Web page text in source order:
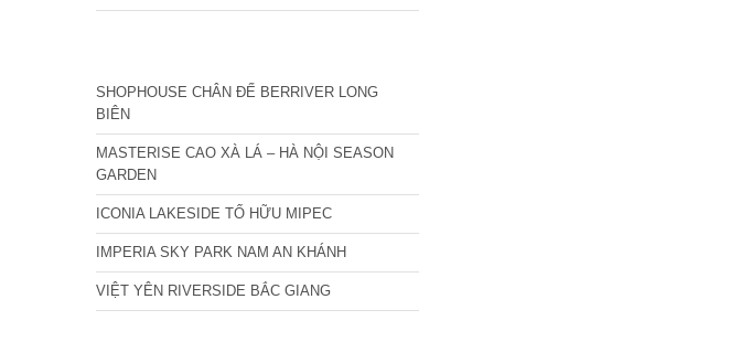
SHOPHOUSE CHÂN ĐẾ BERRIVER LONG
BIÊN
MASTERISE CAO XÀ LÁ – HÀ NỘI SEASON
GARDEN
ICONIA LAKESIDE TỐ HỮU MIPEC
IMPERIA SKY PARK NAM AN KHÁNH
VIỆT YÊN RIVERSIDE BẮC GIANG